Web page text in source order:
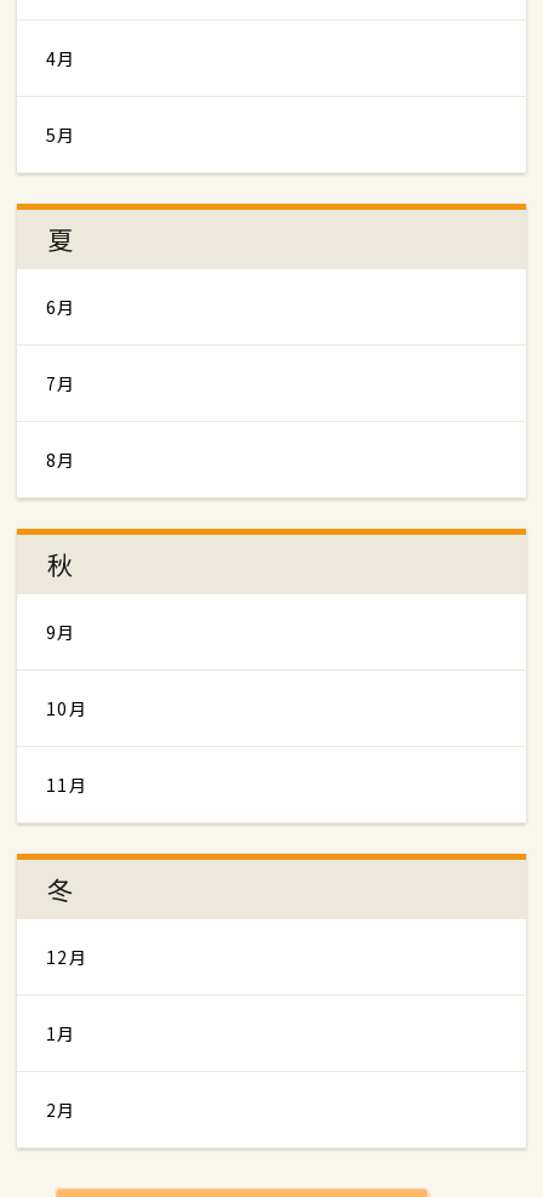
4月
5月
夏
6月
7月
8月
秋
9月
10月
11月
冬
12月
1月
2月